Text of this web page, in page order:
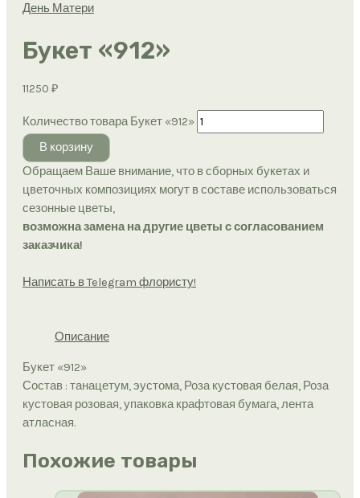
День Матери
Букет «912»
11250 ₽
Количество товара Букет «912»
В корзину
Обращаем Ваше внимание, что в сборных букетах и
цветочных композициях могут в составе использоваться
сезонные цветы,
возможна замена на другие цветы с согласованием
заказчика!
Написать в Telegram флористу!
Описание
Букет «912»
Состав : танацетум, эустома, Роза кустовая белая, Роза
кустовая розовая, упаковка крафтовая бумага, лента
атласная.
Похожие товары